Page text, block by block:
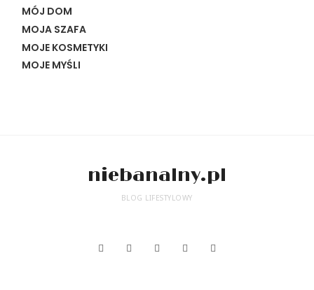
MÓJ DOM
MOJA SZAFA
MOJE KOSMETYKI
MOJE MYŚLI
niebanalny.pl
BLOG LIFESTYLOWY